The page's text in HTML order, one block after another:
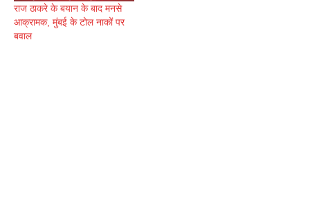
video]
राज ठाकरे के बयान के बाद मनसे
आक्रामक, मुंबई के टोल नाकों पर
बवाल